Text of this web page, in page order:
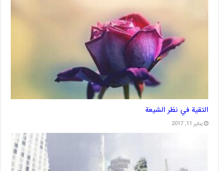
التقية في نظر الشيعة
يناير 11, 2017